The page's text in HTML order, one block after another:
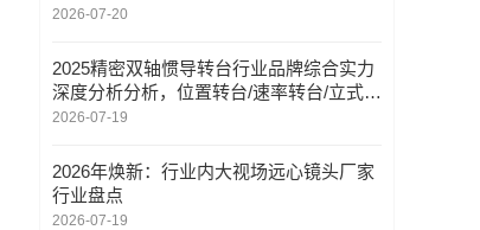
2026-07-20
2025精密双轴惯导转台行业品牌综合实力
深度分析分析，位置转台/速率转台/立式扫
描架/龙门式扫描架，双轴转台定制厂家推
2026-07-19
2026年焕新：行业内大视场远心镜头厂家
行业盘点
2026-07-19